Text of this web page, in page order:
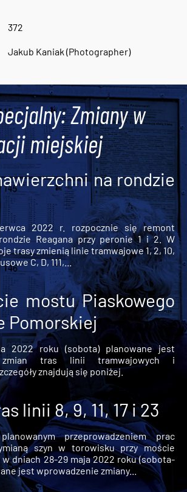
372
Jakub Kaniak (Photographer)
Zmiany w
miejskiej
na rondzie
2022 r. rozpocznie się remont
Reagana przy peronie 1 i 2. W
trasy zmienią linie tramwajowe 1, 2, 10,
C, D, 111,...
mostu Piaskowego
Pomorskiej
2022 roku (sobota) planowane jest
zmian tras linii tramwajowych i
znajdują się poniżej.
linii 8, 9, 11, 17 i 23
przeprowadzeniem prac
szyn w torowisku przy moście
w dniach 28-29 maja 2022 roku (sobota-
jest wprowadzenie zmiany...